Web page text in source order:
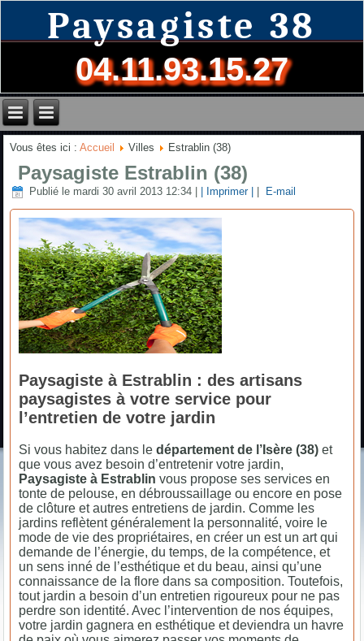
Paysagiste 38
04.11.93.15.27
Vous êtes ici :Accueil Villes Estrablin (38)
Paysagiste Estrablin (38)
Publié le mardi 30 avril 2013 12:34 | Imprimer | E-mail
Paysagiste à Estrablin : des artisans
paysagistes à votre service pour
l’entretien de votre jardin
Si vous habitez dans ledépartement de l’Isère (38) et
que vous avez besoin d’entretenir votre jardin,
Paysagiste à Estrablinvous propose ses services en
tonte de pelouse, en débroussaillage ou encore en pose
de clôture et autres entretiens de jardin. Comme les
jardins reflètent généralement la personnalité, voire le
mode de vie des propriétaires, en créer un est un art qui
demande de l’énergie, du temps, de la compétence, et
un sens inné de l’esthétique et du beau, ainsi qu’une
connaissance de la flore dans sa composition. Toutefois,
tout jardin a besoin d’un entretien rigoureux pour ne pas
perdre son identité. Avec l’intervention de nos équipes,
votre jardin gagnera en esthétique et deviendra un havre